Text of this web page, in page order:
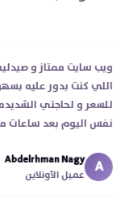
سايت ممتاز و صيدليه
كنت بدور عليه
و لحاجتي الشديده
اليوم بعد ساعات من
موعد عمله ..فضل
..شكرا جزيلا ليكم
A
Abdelrhman Nagy
عميل الأونلاين